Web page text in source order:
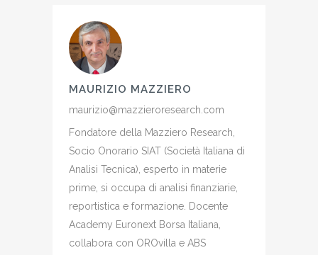
MAURIZIO MAZZIERO
maurizio@mazzieroresearch.com
Fondatore della Mazziero Research,
Socio Onorario SIAT (Società Italiana di
Analisi Tecnica), esperto in materie
prime, si occupa di analisi finanziarie,
reportistica e formazione. Docente
Academy Euronext Borsa Italiana,
collabora con OROvilla e ABS